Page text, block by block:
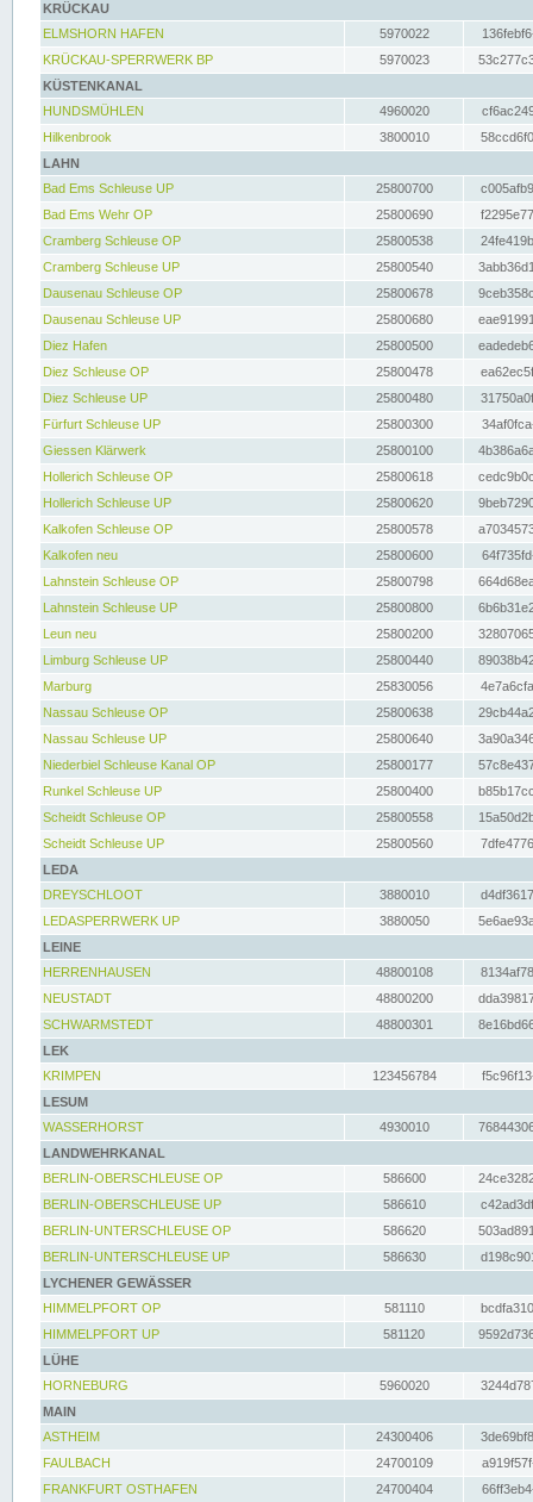
KRÜCKAU
ELMSHORN HAFEN
5970022
KRÜCKAU-SPERRWERK BP
5970023
KÜSTENKANAL
HUNDSMÜHLEN
4960020
Hilkenbrook
3800010
LAHN
Bad Ems Schleuse UP
25800700
Bad Ems Wehr OP
25800690
Cramberg Schleuse OP
25800538
Cramberg Schleuse UP
25800540
Dausenau Schleuse OP
25800678
Dausenau Schleuse UP
25800680
Diez Hafen
25800500
Diez Schleuse OP
25800478
Diez Schleuse UP
25800480
Fürfurt Schleuse UP
25800300
Giessen Klärwerk
25800100
Hollerich Schleuse OP
25800618
Hollerich Schleuse UP
25800620
Kalkofen Schleuse OP
25800578
Kalkofen neu
25800600
Lahnstein Schleuse OP
25800798
Lahnstein Schleuse UP
25800800
Leun neu
25800200
Limburg Schleuse UP
25800440
Marburg
25830056
Nassau Schleuse OP
25800638
Nassau Schleuse UP
25800640
Niederbiel Schleuse Kanal OP
25800177
Runkel Schleuse UP
25800400
Scheidt Schleuse OP
25800558
Scheidt Schleuse UP
25800560
LEDA
DREYSCHLOOT
3880010
LEDASPERRWERK UP
3880050
LEINE
HERRENHAUSEN
48800108
NEUSTADT
48800200
SCHWARMSTEDT
48800301
LEK
KRIMPEN
123456784
LESUM
WASSERHORST
4930010
LANDWEHRKANAL
BERLIN-OBERSCHLEUSE OP
586600
BERLIN-OBERSCHLEUSE UP
586610
BERLIN-UNTERSCHLEUSE OP
586620
BERLIN-UNTERSCHLEUSE UP
586630
LYCHENER GEWÄSSER
HIMMELPFORT OP
581110
HIMMELPFORT UP
581120
LÜHE
HORNEBURG
5960020
MAIN
ASTHEIM
24300406
FAULBACH
24700109
FRANKFURT OSTHAFEN
24700404